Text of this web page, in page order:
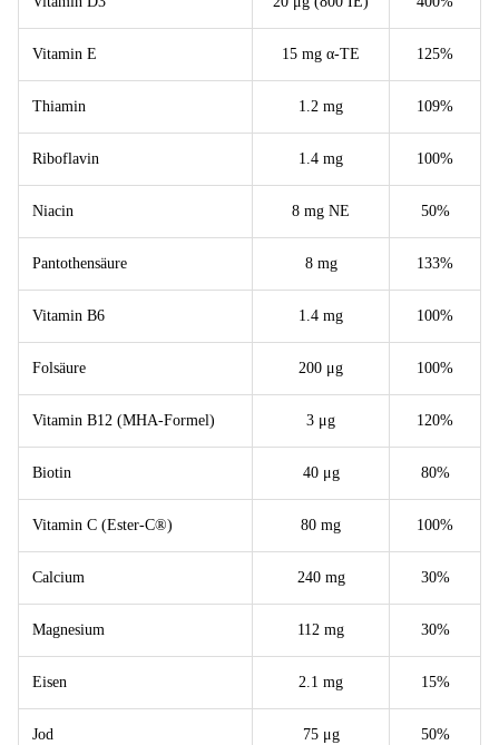
Vitamin E 15 mg α-TE 125%
Thiamin 1.2 mg 109%
Riboflavin 1.4 mg 100%
Niacin 8 mg NE 50%
Pantothensäure 8 mg 133%
Vitamin B6 1.4 mg 100%
Folsäure 200 μg 100%
Vitamin B12 (MHA-Formel) 3 μg 120%
Biotin 40 μg 80%
Vitamin C (Ester-C®) 80 mg 100%
Calcium 240 mg 30%
Magnesium 112 mg 30%
Eisen 2.1 mg 15%
Jod 75 μg 50%